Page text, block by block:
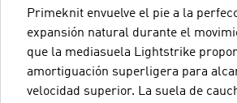
Primeknit envuelve el pie a la
expansión natural durante el
que la mediasuela Lightstrike
amortiguación superligera para
velocidad superior. La suela de